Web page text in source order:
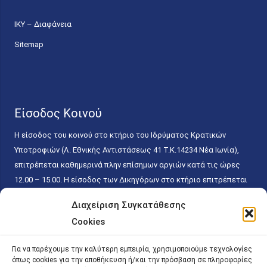
Διαχείριση Συγκατάθεσης
Cookies
Για να παρέχουμε την καλύτερη εμπειρία, χρησιμοποιούμε τεχνολογίες
όπως cookies για την αποθήκευση ή/και την πρόσβαση σε πληροφορίες
ΙΚΥ – Διαφάνεια
Sitemap
Είσοδος Κοινού
Η είσοδος του κοινού στο κτήριο του Ιδρύματος Κρατικών
Υποτροφιών (Λ. Εθνικής Αντιστάσεως 41 T.K.14234 Νέα Ιωνία),
επιτρέπεται καθημερινά πλην επίσημων αργιών κατά τις ώρες
12.00 – 15.00. Η είσοδος των Δικηγόρων στο κτήριο επιτρέπεται
κάθε εργάσιμη ημέρα και ώρα χωρίς κανέναν χρονικό ή άλλο
περιορισμό. Η είσοδος του κοινού ειδικά στο γραφείο του
15.00. Η εξυπηρέτηση του κοινού πραγματοποιείται βάσει των